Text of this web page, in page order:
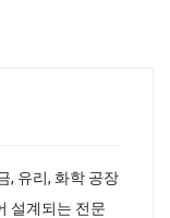
, 유리, 화학 공장
설계되는 전문